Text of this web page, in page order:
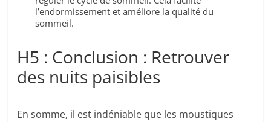
l’endormissement et améliore la qualité du
sommeil.
H5 : Conclusion : Retrouver
des nuits paisibles
En somme, il est indéniable que les moustiques